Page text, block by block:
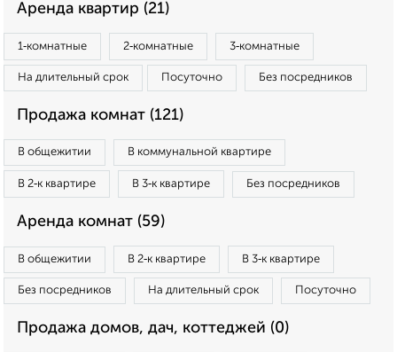
Аренда квартир (21)
1‑комнатные 2‑комнатные 3‑комнатные
На длительный срок Посуточно Без посредников
Продажа комнат (121)
В общежитии В коммунальной квартире
В 2‑к квартире В 3‑к квартире Без посредников
Аренда комнат (59)
В общежитии В 2‑к квартире В 3‑к квартире
Без посредников На длительный срок Посуточно
Продажа домов, дач, коттеджей (0)